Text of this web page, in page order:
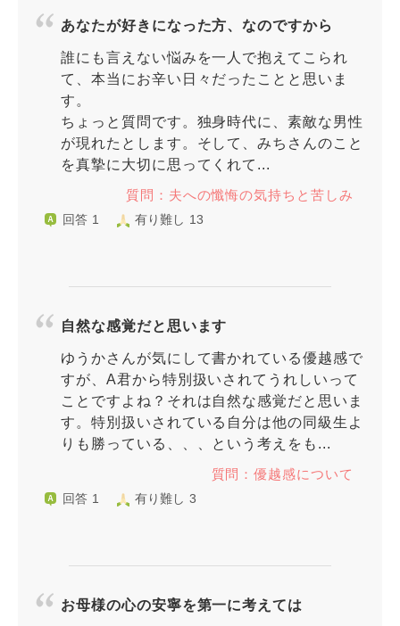
あなたが好きになった方、なのですから
誰にも言えない悩みを一人で抱えてこられ
て、本当にお辛い日々だったことと思いま
す。
ちょっと質問です。独身時代に、素敵な男性
が現れたとします。そして、みちさんのこと
を真摯に大切に思ってくれて...
質問：夫への懺悔の気持ちと苦しみ
回答 1 有り難し 13
自然な感覚だと思います
ゆうかさんが気にして書かれている優越感で
すが、A君から特別扱いされてうれしいって
ことですよね？それは自然な感覚だと思いま
す。特別扱いされている自分は他の同級生よ
りも勝っている、、、という考えをも...
質問：優越感について
回答 1 有り難し 3
お母様の心の安寧を第一に考えては